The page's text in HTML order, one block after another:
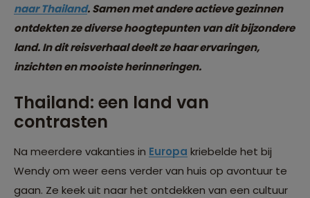
naar Thailand. Samen met andere actieve gezinnen
ontdekten ze diverse hoogtepunten van dit bijzondere
land. In dit reisverhaal deelt ze haar ervaringen,
inzichten en mooiste herinneringen.
Thailand: een land van
contrasten
Na meerdere vakanties in Europa kriebelde het bij
Wendy om weer eens verder van huis op avontuur te
gaan. Ze keek uit naar het ontdekken van een cultuur